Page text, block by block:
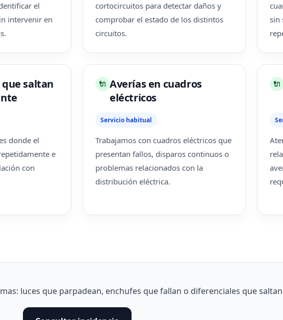
el
intervenir en
cortocircuitos para detectar daños y
comprobar el estado de los distintos
circuitos.
sin
saltan
donde el
e
con
🔌 Averías en cuadros
eléctricos
Servicio habitual
Trabajamos con cuadros eléctricos que
presentan fallos, disparos continuos o
problemas relacionados con la
distribución eléctrica.
🔌
luces que parpadean, enchufes que fallan o diferenciales que